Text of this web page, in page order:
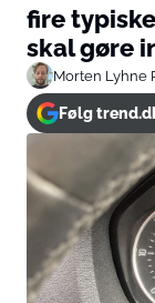
fire
skal gøre
Morten Lyhne
Følg